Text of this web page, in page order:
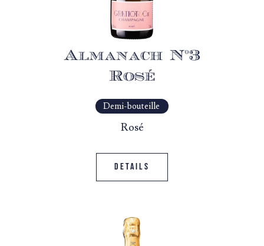
Almanach N°3
Rosé
Demi-bouteille
Rosé
Details